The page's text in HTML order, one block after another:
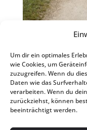
Um dir ein optimales
wie Cookies, um
zuzugreifen. Wenn du
Daten wie das
verarbeiten. Wenn du
zurückziehst, können
beeinträchtigt werden.